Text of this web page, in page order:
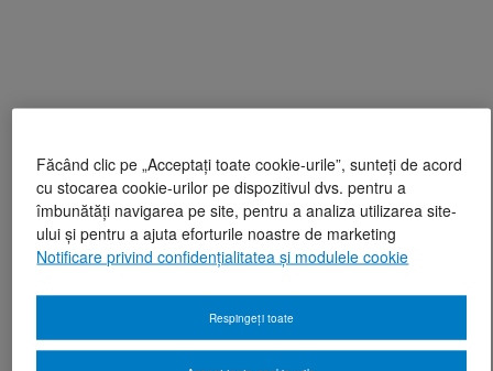
Făcând clic pe „Acceptați toate cookie-urile”, sunteți de acord
cu stocarea cookie-urilor pe dispozitivul dvs. pentru a
îmbunătăți navigarea pe site, pentru a analiza utilizarea site-
ului și pentru a ajuta eforturile noastre de marketing
Notificare privind confidențialitatea și modulele cookie
Respingeți toate